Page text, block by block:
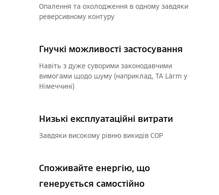
Опалення та охолодження в одному завдяки
реверсивному контуру
Гнучкі можливості застосування
Навіть з дуже суворими законодавчими
вимогами щодо шуму (наприклад, TA Lärm у
Німеччині)
Низькі експлуатаційні витрати
Завдяки високому рівню викидів COP
Споживайте енергію, що
генерується самостійно